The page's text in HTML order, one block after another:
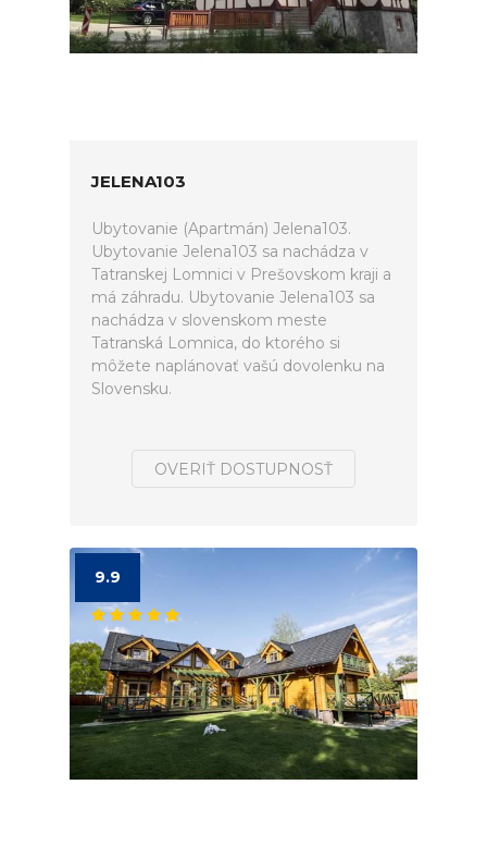
JELENA103
Ubytovanie (Apartmán) Jelena103.
Ubytovanie Jelena103 sa nachádza v
Tatranskej Lomnici v Prešovskom kraji a
má záhradu. Ubytovanie Jelena103 sa
nachádza v slovenskom meste
Tatranská Lomnica, do ktorého si
môžete naplánovať vašú dovolenku na
Slovensku.
OVERIŤ DOSTUPNOSŤ
9.9